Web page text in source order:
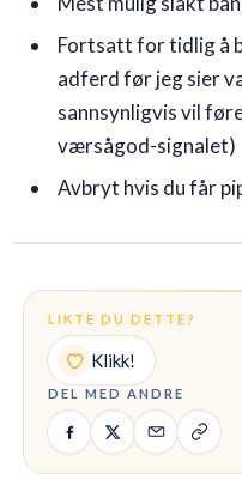
Fortsatt for tidlig å
adferd før jeg sier
sannsynligvis vil
værsågod-signalet)
Avbryt hvis du får
LIKTE DU DETTE?
Klikk!
DEL MED ANDRE